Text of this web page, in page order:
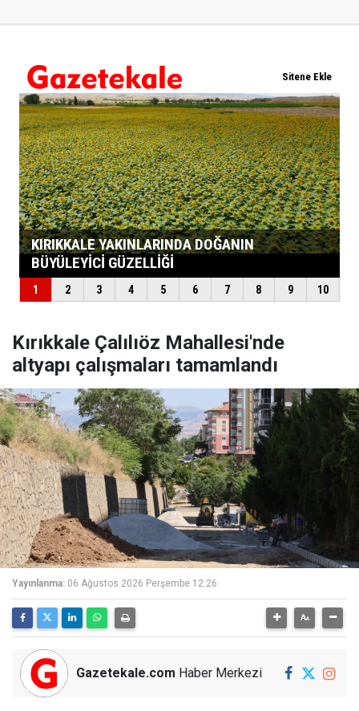
Kırıkkale Çalılıöz Mahallesi'nde
altyapı çalışmaları tamamlandı
Yayınlanma: 06 Ağustos 2026 Perşembe 12:26
Gazetekale.com Haber Merkezi